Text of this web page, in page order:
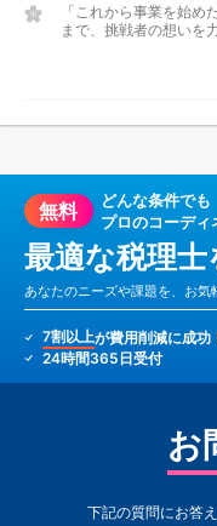
「これから事業を始
まで、挑戦者の想いを
無料
どんな条件でも
プロのコーディ
最適な税理
あなたのニーズや課題を、お気
7割以上が費用削減に成功
24時間365日受付
お
下記の質問にお答